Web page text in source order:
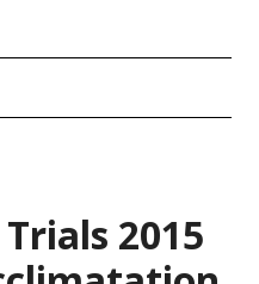
2015